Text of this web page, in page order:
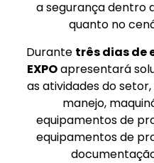
a segurança dentro
quanto no
Durante três dias de
EXPOapresentará
as atividades do
manejo,
equipamentos de
equipamentos de